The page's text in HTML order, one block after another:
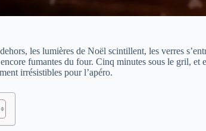
les lumières de Noël scintillent, les verres
fumantes du four. Cinq minutes sous le gril, et
irrésistibles pour l’apéro.